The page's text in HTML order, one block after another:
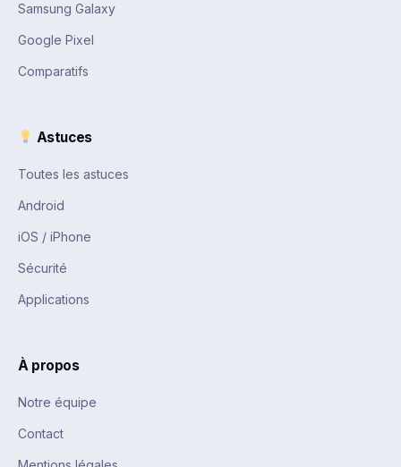
Samsung Galaxy
Google Pixel
Comparatifs
Astuces
Toutes les astuces
Android
iOS / iPhone
Sécurité
Applications
À propos
Notre équipe
Contact